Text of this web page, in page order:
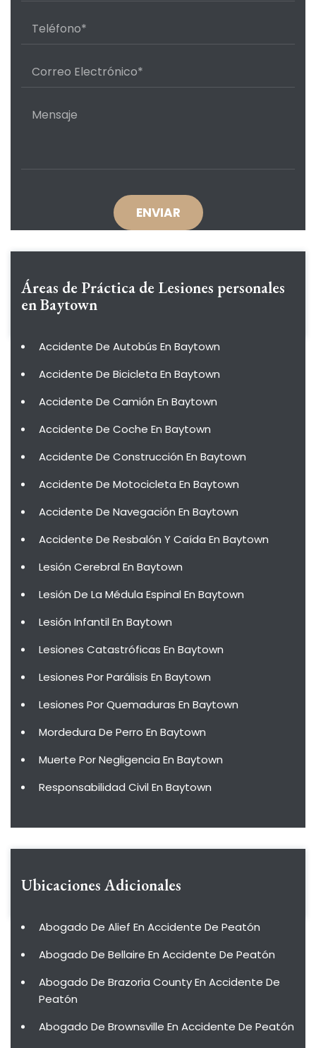
Áreas de Práctica de Lesiones personales
en Baytown
Accidente De Autobús En Baytown
Accidente De Bicicleta En Baytown
Accidente De Camión En Baytown
Accidente De Coche En Baytown
Accidente De Construcción En Baytown
Accidente De Motocicleta En Baytown
Accidente De Navegación En Baytown
Accidente De Resbalón Y Caída En Baytown
Lesión Cerebral En Baytown
Lesión De La Médula Espinal En Baytown
Lesión Infantil En Baytown
Lesiones Catastróficas En Baytown
Lesiones Por Parálisis En Baytown
Lesiones Por Quemaduras En Baytown
Mordedura De Perro En Baytown
Muerte Por Negligencia En Baytown
Responsabilidad Civil En Baytown
Ubicaciones Adicionales
Abogado De Alief En Accidente De Peatón
Abogado De Bellaire En Accidente De Peatón
Abogado De Brazoria County En Accidente De
Peatón
Abogado De Brownsville En Accidente De Peatón